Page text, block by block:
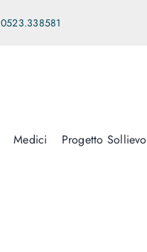
0523.338581
Medici Progetto Sollievo